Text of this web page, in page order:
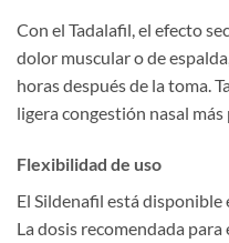
Con el Tadalafil, el efecto
dolor muscular o de
horas después de la toma.
ligera congestión nasal más
Flexibilidad de uso
El Sildenafil está disponible
La dosis recomendada para